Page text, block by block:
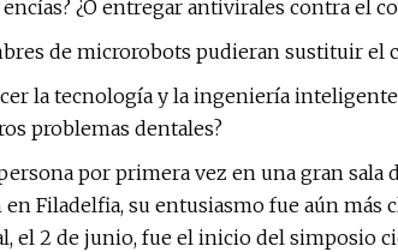
¿O entregar antivirales contra el
de microrobots pudieran sustituir el
la tecnología y la ingeniería
problemas dentales?
por primera vez en una gran sala
Filadelfia, su entusiasmo fue aún más
el 2 de junio, fue el inicio del simposio